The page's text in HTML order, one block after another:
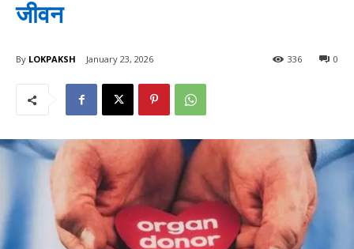
जीवन
By LOKPAKSH January 23, 2026 0
336